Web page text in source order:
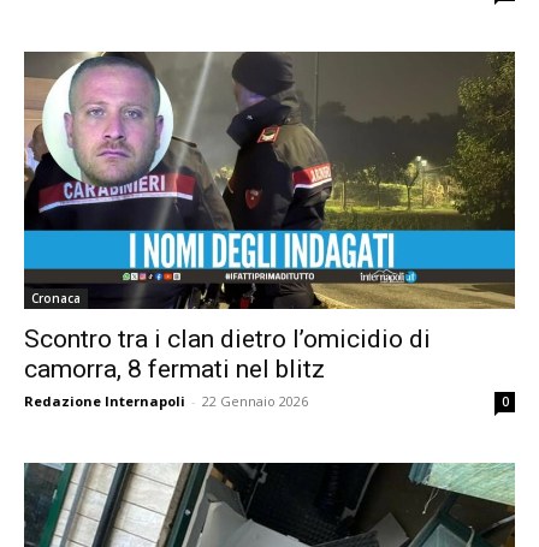
Cronaca
Scontro tra i clan dietro l’omicidio di
camorra, 8 fermati nel blitz
Redazione Internapoli - 22 Gennaio 2026 0